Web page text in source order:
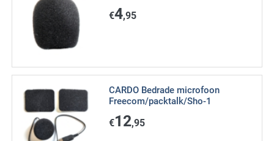
€4,95
CARDO Bedrade microfoon
Freecom/packtalk/Sho-1
€12,95